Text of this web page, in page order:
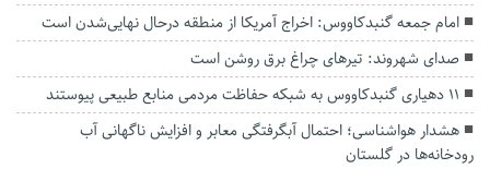
امام جمعه گنبدکاووس: اخراج آمریکا از منطقه درحال نهایی‌شدن است
صدای شهروند: تیرهای چراغ برق روشن است
۱۱ دهیاری گنبدکاووس به شبکه حفاظت مردمی منابع طبیعی پیوستند
هشدار هواشناسی؛ احتمال آبگرفتگی معابر و افزایش ناگهانی آب
رودخانه‌ها در گلستان